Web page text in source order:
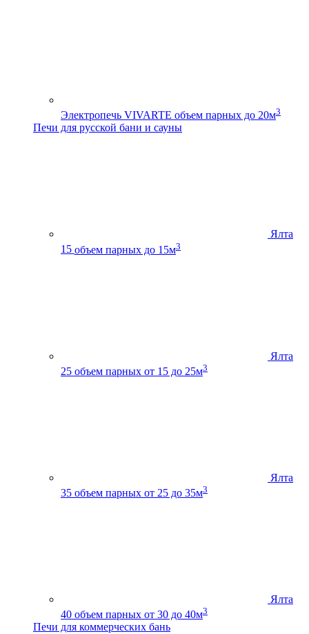
Электропечь VIVARTE объем парных до 20м3
Печи для русской бани и сауны
Ялта
15 объем парных до 15м3
Ялта
25 объем парных от 15 до 25м3
Ялта
35 объем парных от 25 до 35м3
Ялта
40 объем парных от 30 до 40м3
Печи для коммерческих бань